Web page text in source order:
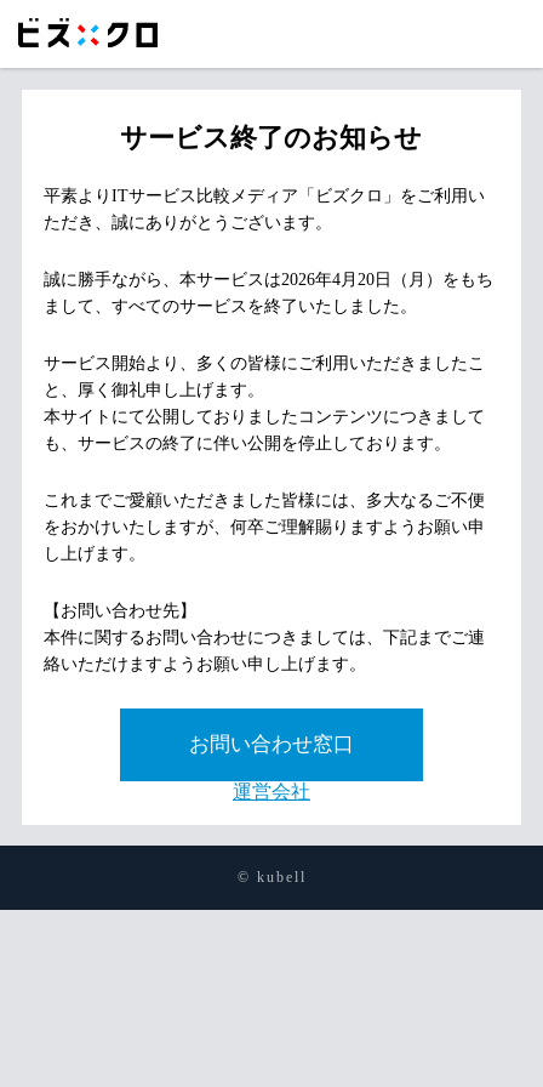
サービス終了のお知らせ
平素よりITサービス比較メディア「ビズクロ」をご利用い
ただき、誠にありがとうございます。
誠に勝手ながら、本サービスは2026年4月20日（月）をもち
まして、すべてのサービスを終了いたしました。
サービス開始より、多くの皆様にご利用いただきましたこ
と、厚く御礼申し上げます。
本サイトにて公開しておりましたコンテンツにつきまして
も、サービスの終了に伴い公開を停止しております。
これまでご愛顧いただきました皆様には、多大なるご不便
をおかけいたしますが、何卒ご理解賜りますようお願い申
し上げます。
【お問い合わせ先】
本件に関するお問い合わせにつきましては、下記までご連
絡いただけますようお願い申し上げます。
お問い合わせ窓口
運営会社
© kubell